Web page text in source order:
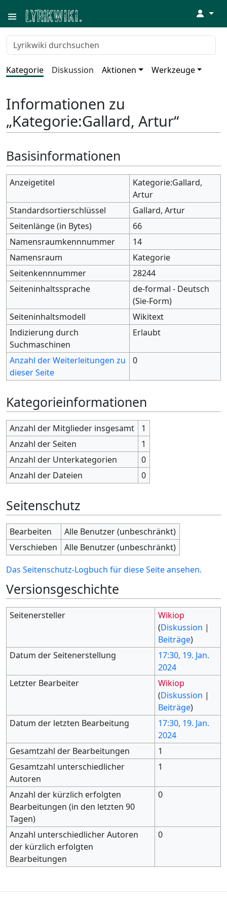
↓
Kategorie Diskussion Aktionen Werkzeuge
Informationen zu
„Kategorie:Gallard, Artur“
Basisinformationen
Anzeigetitel
Kategorie:Gallard,
Artur
Standardsortierschlüssel
Gallard, Artur
Seitenlänge (in Bytes)
66
Namensraumkennnummer
14
Namensraum
Kategorie
Seitenkennnummer
28244
Seiteninhaltssprache
de-formal - Deutsch
(Sie-Form)
Seiteninhaltsmodell
Wikitext
Indizierung durch
Suchmaschinen
Erlaubt
Anzahl der Weiterleitungen zu
dieser Seite
0
Kategorieinformationen
Anzahl der Mitglieder insgesamt
1
Anzahl der Seiten
1
Anzahl der Unterkategorien
0
Anzahl der Dateien
0
Seitenschutz
Bearbeiten
Alle Benutzer (unbeschränkt)
Verschieben
Alle Benutzer (unbeschränkt)
Das Seitenschutz-Logbuch für diese Seite ansehen.
Versionsgeschichte
Seitenersteller
Wikiop
(Diskussion |
Beiträge)
Datum der Seitenerstellung
17:30, 19. Jan.
2024
Letzter Bearbeiter
Wikiop
(Diskussion |
Beiträge)
Datum der letzten Bearbeitung
17:30, 19. Jan.
2024
Gesamtzahl der Bearbeitungen
1
Gesamtzahl unterschiedlicher
Autoren
1
Anzahl der kürzlich erfolgten
Bearbeitungen (in den letzten 90
Tagen)
0
Anzahl unterschiedlicher Autoren
der kürzlich erfolgten
Bearbeitungen
0